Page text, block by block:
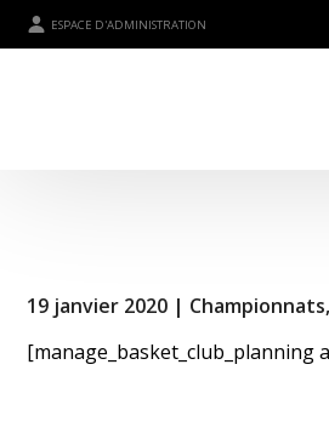
ESPACE D'ADMINISTRATION
19 janvier 2020 | Championnats,
[manage_basket_club_planning